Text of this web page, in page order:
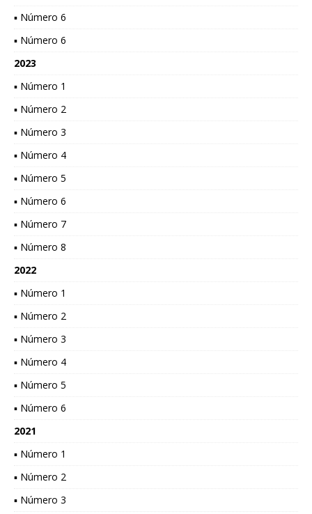
▪ Número 6
▪ Número 6
2023
▪ Número 1
▪ Número 2
▪ Número 3
▪ Número 4
▪ Número 5
▪ Número 6
▪ Número 7
▪ Número 8
2022
▪ Número 1
▪ Número 2
▪ Número 3
▪ Número 4
▪ Número 5
▪ Número 6
2021
▪ Número 1
▪ Número 2
▪ Número 3